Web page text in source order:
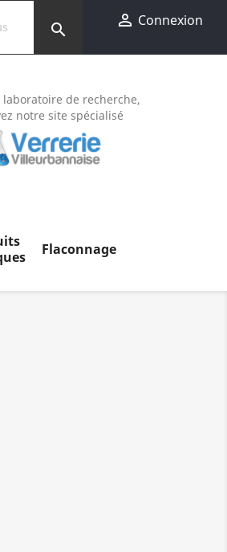
search  Connexion
laboratoire de recherche,
notre site spécialisé
Flaconnage